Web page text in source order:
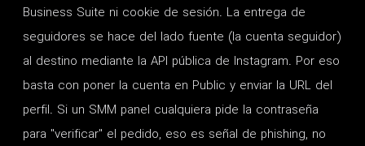
Business Suite ni cookie de sesión. La entrega de
seguidores se hace del lado fuente (la cuenta seguidor)
al destino mediante la API pública de Instagram. Por eso
basta con poner la cuenta en Public y enviar la URL del
perfil. Si un SMM panel cualquiera pide la contraseña
para "verificar" el pedido, eso es señal de phishing, no